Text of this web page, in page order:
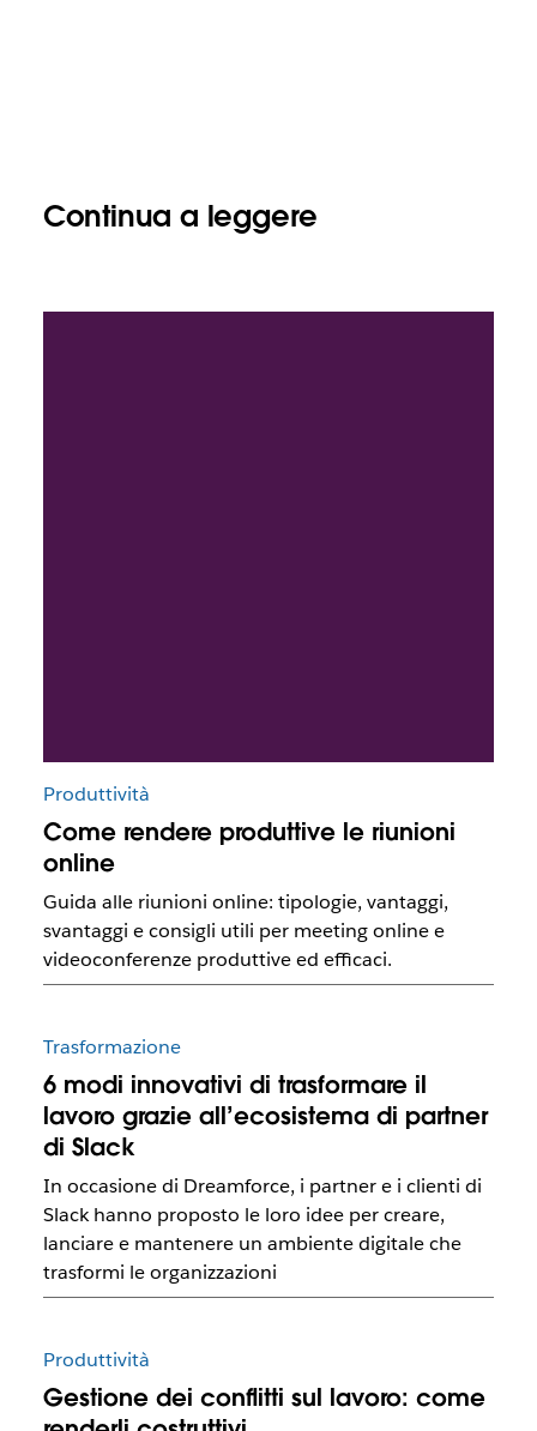
Continua a leggere
Produttività
Come rendere produttive le riunioni
online
Guida alle riunioni online: tipologie, vantaggi,
svantaggi e consigli utili per meeting online e
videoconferenze produttive ed efficaci.
Trasformazione
6 modi innovativi di trasformare il
lavoro grazie all’ecosistema di partner
di Slack
In occasione di Dreamforce, i partner e i clienti di
Slack hanno proposto le loro idee per creare,
lanciare e mantenere un ambiente digitale che
trasformi le organizzazioni
Produttività
Gestione dei conflitti sul lavoro: come